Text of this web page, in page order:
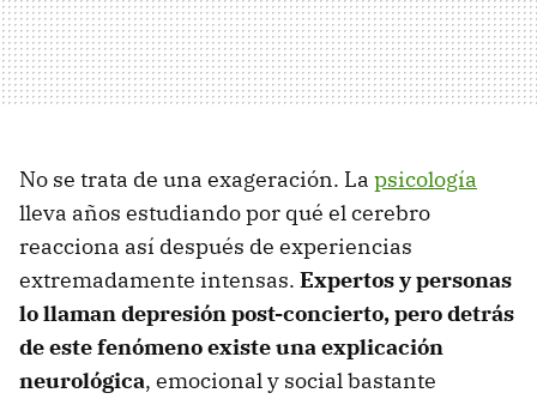
No se trata de una exageración. La psicología
lleva años estudiando por qué el cerebro
reacciona así después de experiencias
extremadamente intensas. Expertos y personas
lo llaman depresión post-concierto, pero detrás
de este fenómeno existe una explicación
neurológica, emocional y social bastante